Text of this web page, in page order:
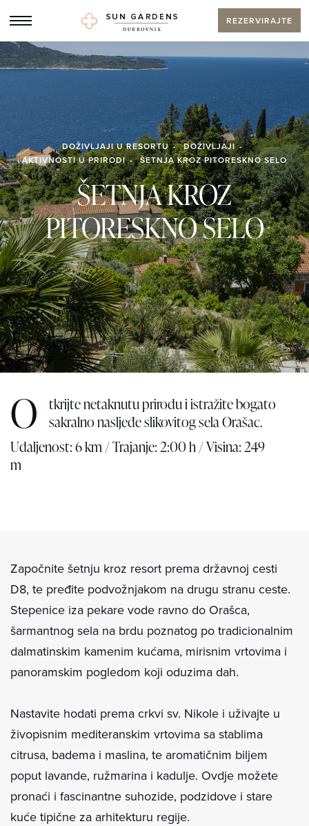
REZERVIRAJTE
DOŽIVLJAJI U RESORTU
DOŽIVLJAJI
AKTIVNOSTI U PRIRODI
ŠETNJA KROZ PITORESKNO SELO
ŠETNJA KROZ
PITORESKNO SELO
O
tkrijte netaknutu prirodu i istražite bogato
sakralno nasljeđe slikovitog sela Orašac.
Udaljenost: 6 km / Trajanje: 2:00 h / Visina: 249
m
Započnite šetnju kroz resort prema državnoj cesti
D8, te pređite podvožnjakom na drugu stranu ceste.
Stepenice iza pekare vode ravno do Orašca,
šarmantnog sela na brdu poznatog po tradicionalnim
dalmatinskim kamenim kućama, mirisnim vrtovima i
panoramskim pogledom koji oduzima dah.
Nastavite hodati prema crkvi sv. Nikole i uživajte u
živopisnim mediteranskim vrtovima sa stablima
citrusa, badema i maslina, te aromatičnim biljem
poput lavande, ružmarina i kadulje. Ovdje možete
pronaći i fascinantne suhozide, podzidove i stare
kuće tipične za arhitekturu regije.